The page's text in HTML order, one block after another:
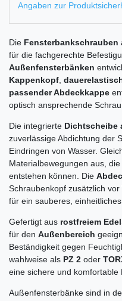
Angaben zur
Die Fensterbankschrauben
für die fachgerechte
Außenfensterbänken
Kappenkopf
passender Abdeckkappe
optisch ansprechende
Die integrierte Dichtscheibe
zuverlässige Abdichtung der
Eindringen von Wasser.
Materialbewegungen aus,
entstehen können. Die
Schraubenkopf zusätzlich
für ein sauberes,
Gefertigt aus rostfreiem
für den Außenbereich
Beständigkeit gegen
wahlweise als PZ 2 oder
eine sichere und komfortable
Außenfensterbänke sind in